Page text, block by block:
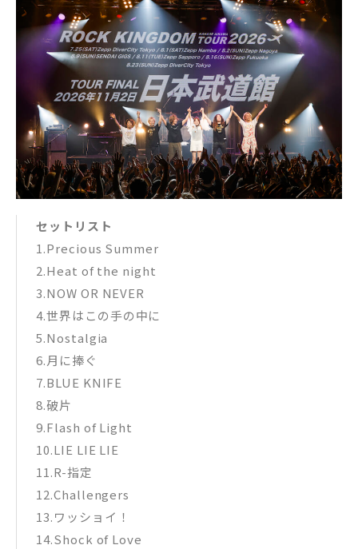
セットリスト
1.Precious Summer
2.Heat of the night
3.NOW OR NEVER
4.世界はこの手の中に
5.Nostalgia
6.月に捧ぐ
7.BLUE KNIFE
8.破片
9.Flash of Light
10.LIE LIE LIE
11.R-指定
12.Challengers
13.ワッショイ！
14.Shock of Love